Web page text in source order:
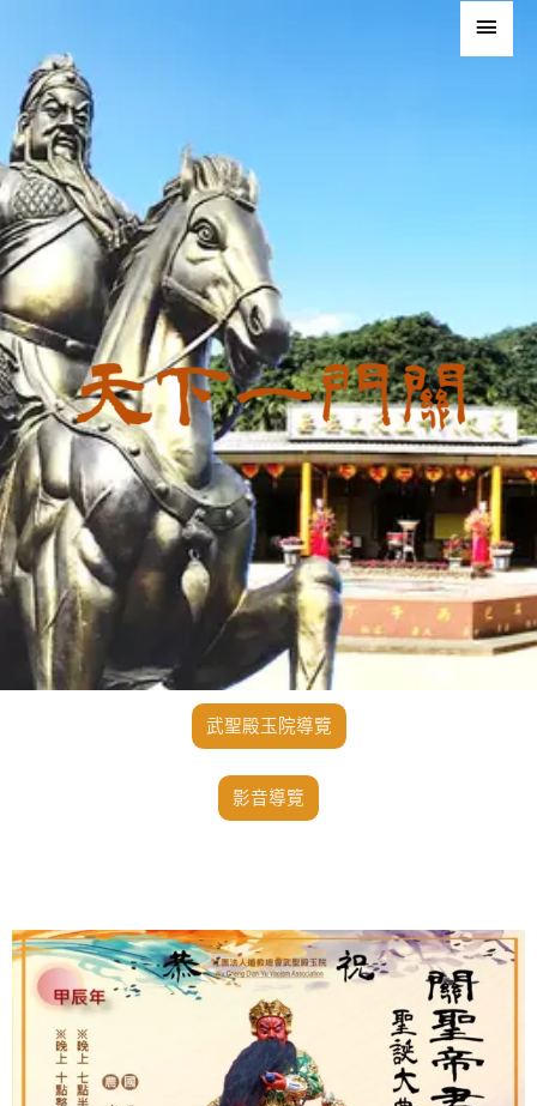
內
容
主
武聖殿玉院導覽
影音導覽